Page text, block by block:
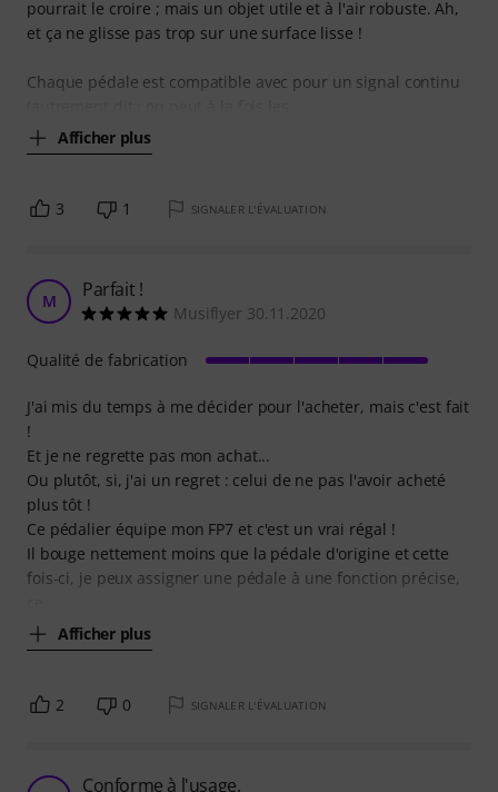
pourrait le croire ; mais un objet utile et à l'air robuste. Ah,
et ça ne glisse pas trop sur une surface lisse !
Chaque pédale est compatible avec pour un signal continu
Afficher plus
3 1 SIGNALER L'ÉVALUATION
M Parfait !
Musiflyer 30.11.2020
J'ai mis du temps à me décider pour l'acheter, mais c'est fait
!
Et je ne regrette pas mon achat...
Ou plutôt, si, j'ai un regret : celui de ne pas l'avoir acheté
plus tôt !
Ce pédalier équipe mon FP7 et c'est un vrai régal !
Il bouge nettement moins que la pédale d'origine et cette
fois-ci, je peux assigner une pédale à une fonction précise,
Afficher plus
Qualité de fabrication
2 0 SIGNALER L'ÉVALUATION
Conforme à l'usage.